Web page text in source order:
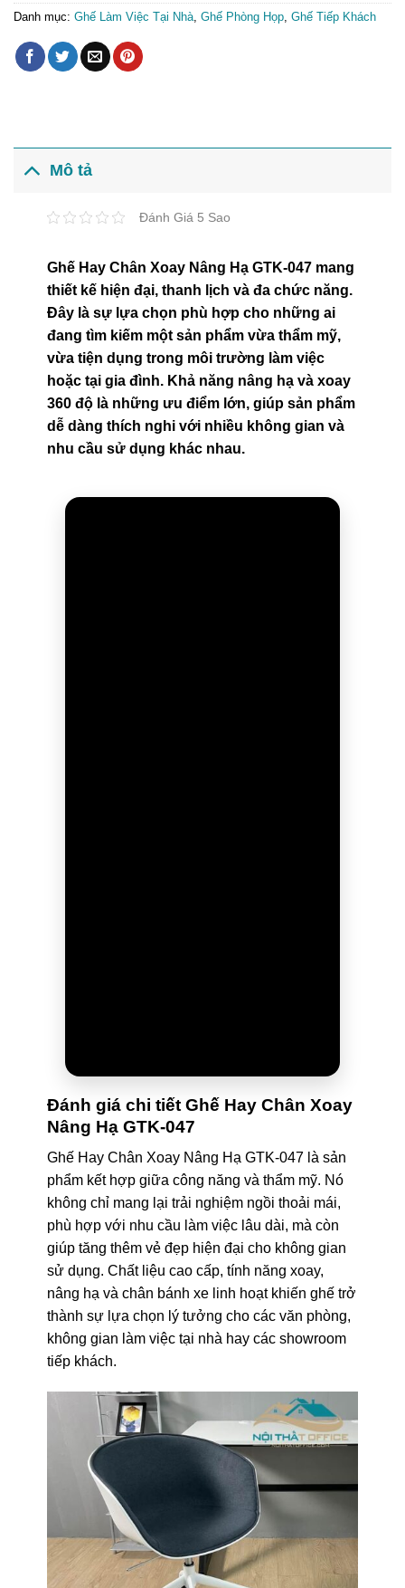
Danh mục: Ghế Làm Việc Tại Nhà Ghế Phòng Họp Ghế Tiếp Khách
Mô tả
Đánh Giá 5 Sao
Ghế Hay Chân Xoay Nâng Hạ GTK-047 mang
thiết kế hiện đại, thanh lịch và đa chức năng.
Đây là sự lựa chọn phù hợp cho những ai
đang tìm kiếm một sản phẩm vừa thẩm mỹ,
vừa tiện dụng trong môi trường làm việc
hoặc tại gia đình. Khả năng nâng hạ và xoay
360 độ là những ưu điểm lớn, giúp sản phẩm
dễ dàng thích nghi với nhiều không gian và
nhu cầu sử dụng khác nhau.
Đánh giá chi tiết Ghế Hay Chân Xoay
Nâng Hạ GTK-047
Ghế Hay Chân Xoay Nâng Hạ GTK-047 là sản
phẩm kết hợp giữa công năng và thẩm mỹ. Nó
không chỉ mang lại trải nghiệm ngồi thoải mái,
phù hợp với nhu cầu làm việc lâu dài, mà còn
giúp tăng thêm vẻ đẹp hiện đại cho không gian
sử dụng. Chất liệu cao cấp, tính năng xoay,
nâng hạ và chân bánh xe linh hoạt khiến ghế trở
thành sự lựa chọn lý tưởng cho các văn phòng,
không gian làm việc tại nhà hay các showroom
tiếp khách.